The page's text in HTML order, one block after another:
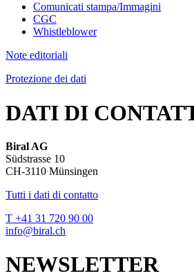
Comunicati stampa/Immagini
CGC
Whistleblower
Note editoriali
Protezione dei dati
DATI DI
Biral AG
Südstrasse 10
CH-3110 Münsingen
Tutti i dati di contatto
T +41 31 720 90 00
info@biral.ch
NEWSLETTER